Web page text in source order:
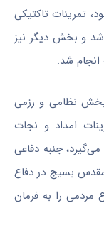
تمرینات تاکتیکی
و بخش دیگر نیز
انجام شد.
نظامی و رزمی
امداد و نجات
جنبه دفاعی
بسیج در دفاع
را به فرمان